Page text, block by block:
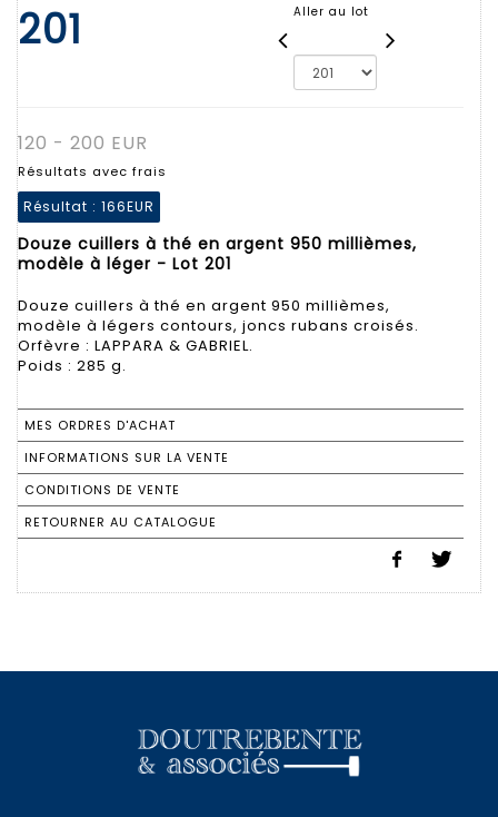
201 Aller au lot
120 - 200 EUR
Résultats avec frais
Résultat : 166EUR
Douze cuillers à thé en argent 950 millièmes,
modèle à léger - Lot 201
Douze cuillers à thé en argent 950 millièmes,
modèle à légers contours, joncs rubans croisés.
Orfèvre : LAPPARA & GABRIEL.
Poids : 285 g.
MES ORDRES D'ACHAT
INFORMATIONS SUR LA VENTE
CONDITIONS DE VENTE
RETOURNER AU CATALOGUE